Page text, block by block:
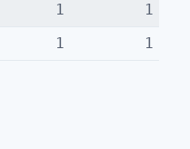
1 1
1 1